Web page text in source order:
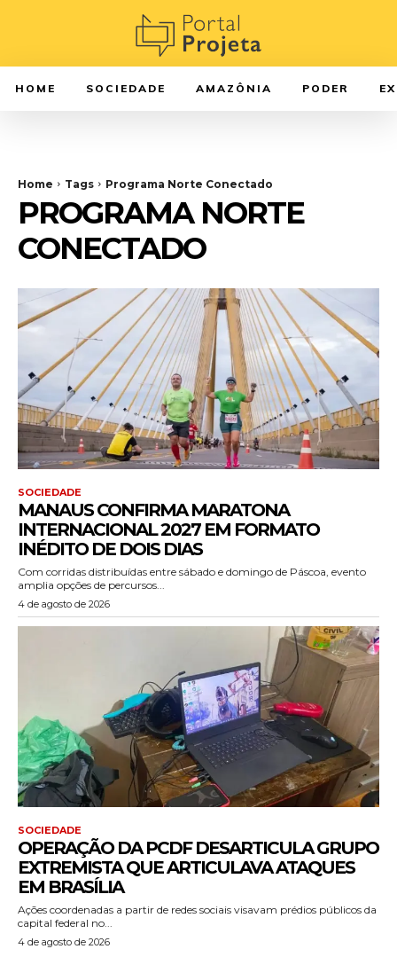
HOME SOCIEDADE AMAZÔNIA PODER
Home Tags Programa Norte Conectado
PROGRAMA NORTE
CONECTADO
SOCIEDADE
MANAUS CONFIRMA MARATONA
INTERNACIONAL 2027 EM FORMATO
INÉDITO DE DOIS DIAS
Com corridas distribuídas entre sábado e domingo de Páscoa, evento
amplia opções de percursos...
4 de agosto de 2026
SOCIEDADE
OPERAÇÃO DA PCDF DESARTICULA GRUPO
EXTREMISTA QUE ARTICULAVA ATAQUES
EM BRASÍLIA
Ações coordenadas a partir de redes sociais visavam prédios públicos da
capital federal no...
4 de agosto de 2026